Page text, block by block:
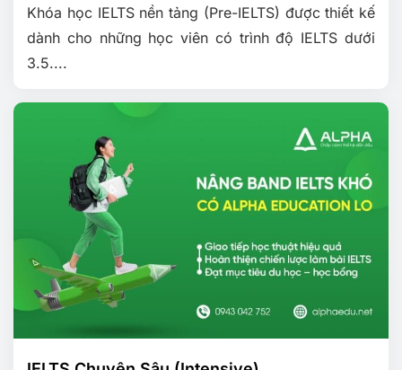
Khóa học IELTS nền tảng (Pre-IELTS) được thiết kế
dành cho những học viên có trình độ IELTS dưới
3.5....